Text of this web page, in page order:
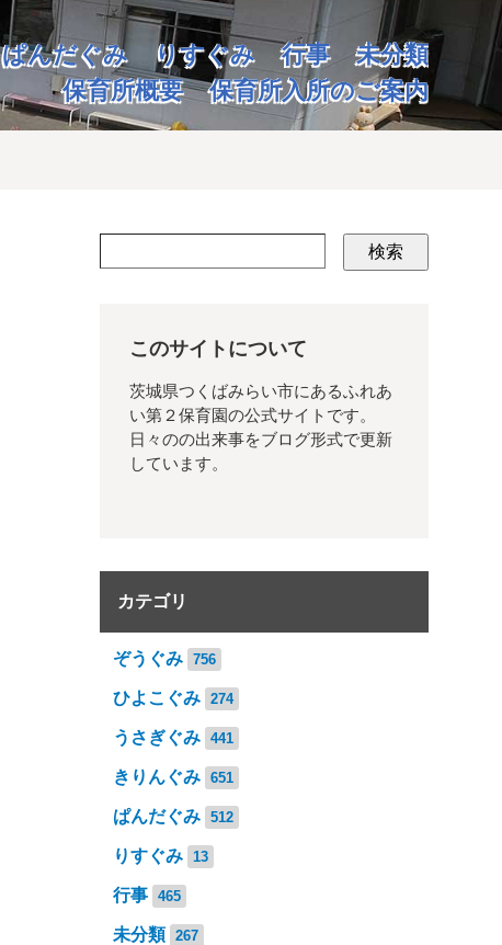
ぱんだぐみ りすぐみ 行事
未分類
保育所概要
保育所入所のご案内
検索
このサイトについて
茨城県つくばみらい市にあるふれあ
い第２保育園の公式サイトです。
日々のの出来事をブログ形式で更新
しています。
カテゴリ
ぞうぐみ 756
ひよこぐみ 274
うさぎぐみ 441
きりんぐみ 651
ぱんだぐみ 512
りすぐみ 13
行事 465
未分類 267